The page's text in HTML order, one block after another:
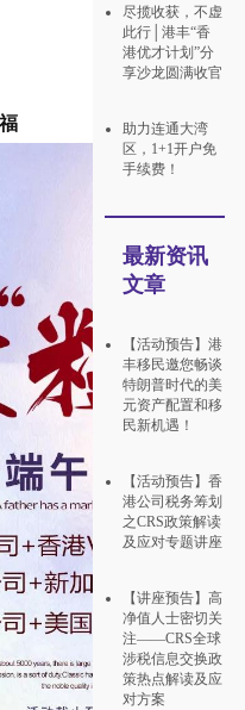
尽揽收获，不虚
此行│港丰“香
港优才计划”分
享沙龙圆满收官
助力连通大湾
区，1+1开户免
手续费！
最新资讯
文章
【活动预告】港
丰移民邀您畅谈
特朗普时代的美
元资产配置和移
民新机遇！
【活动预告】香
港公司税务筹划
之CRS政策解读
及应对专题讲座
【讲座预告】高
净值人士密切关
注——CRS全球
涉税信息交换政
策热点解读及应
对方案